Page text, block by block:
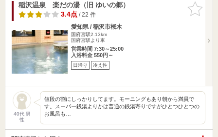
お気に入
りに追加
稲沢温泉 楽だの湯（旧 ゆいの郷）
3.4点/ 22 件
愛知県 / 稲沢市桜木
国府宮駅2.13km
国府宮駅より車
営業時間 7:30～25:00
入浴料金 550円～
日帰り 冷え性
40代 男
性
値段の割にしっかりしてます。モーニングもあり朝から満員で
す。スーパー銭湯よりかは普通の銭湯寄りですがひとつひとつの
お風呂も…